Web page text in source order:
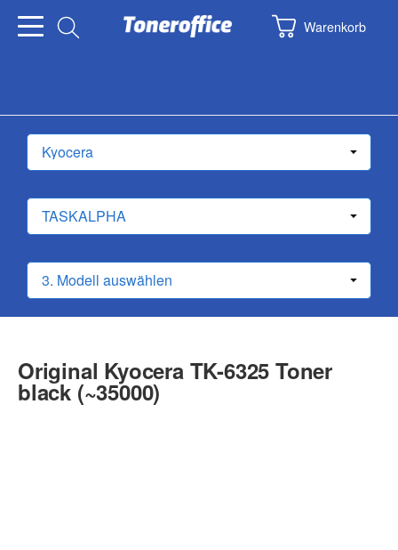
Warenkorb
Original Kyocera TK-6325 Toner
black (~35000)